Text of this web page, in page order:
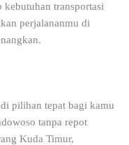
kebutuhan transportasi
perjalananmu di
pilihan tepat bagi kamu
tanpa repot
Kuda Timur,